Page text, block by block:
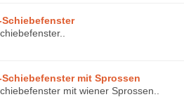
mit Sprossen
mit wiener Sprossen..